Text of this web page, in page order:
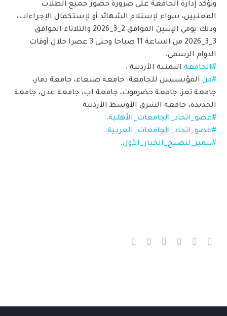
وتؤكد إدارة الجامعة على ضرورة حضور جميع الطلاب
المعنيين، سواء لإستلام الشهائد أو لإستكمال الإجراءات،
وذلك يومي الإثنين الموافق 2_3_2026 والثلاثاء الموافق
3_3_2026 من الساعة 11 صباحا وحتى 3 عصرا خلال أوقات
الدوام الرسمي.
#الجامعة اليمنية الأردنية .
#من المؤسسين للجامعة: جامعة صنعاء، جامعة ذمار،
جامعة تعز، جامعة حضرموت، جامعة اب، جامعة عدن، جامعة
الحديدة، جامعة الشرق الأوسط الأردنية
#عضو_اتحاد_الجامعات_الأهلية.
#عضو_اتحاد_الجامعات_العربية.
#نتميز_لنصبح_الخيار_الأول.